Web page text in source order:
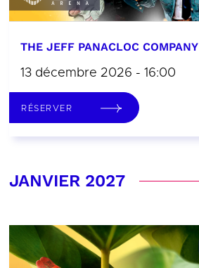
THE JEFF PANACLOC COMPANY
13 décembre 2026 - 16:00
RÉSERVER
JANVIER 2027